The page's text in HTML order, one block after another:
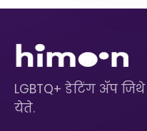
LGBTQ+ डेटिंग ॲप
येते.